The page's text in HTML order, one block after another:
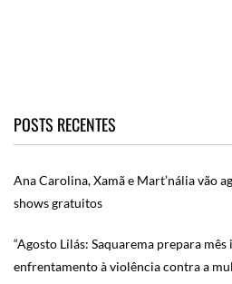
POSTS RECENTES
Ana Carolina, Xamã e Mart’nália vão
shows gratuitos
“Agosto Lilás: Saquarema prepara
enfrentamento à violência contra a